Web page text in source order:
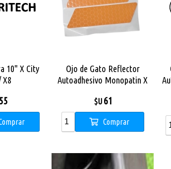
10" X City
X8
55
Ojo de Gato Reflector
Autoadhesivo Monopatin X
$U 61
Comprar